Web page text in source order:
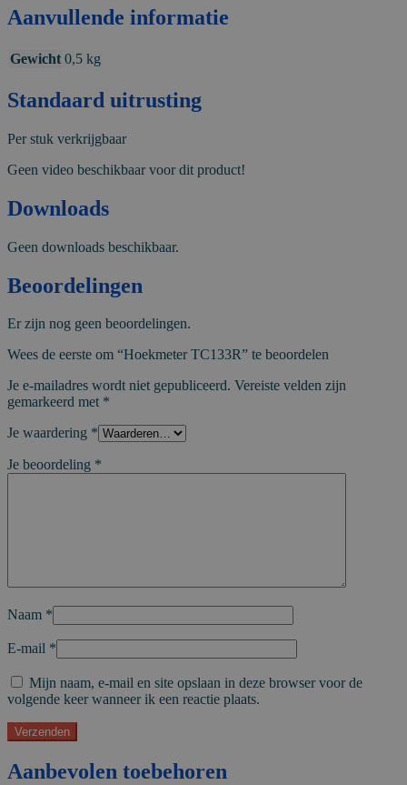
Aanvullende informatie
Gewicht 0,5 kg
Standaard uitrusting
Per stuk verkrijgbaar
Geen video beschikbaar voor dit product!
Downloads
Geen downloads beschikbaar.
Beoordelingen
Er zijn nog geen beoordelingen.
Wees de eerste om “Hoekmeter TC133R” te beoordelen
Je e-mailadres wordt niet gepubliceerd. Vereiste velden zijn
gemarkeerd met *
Je waardering *
Je beoordeling *
Naam *
E-mail *
Mijn naam, e-mail en site opslaan in deze browser voor de
volgende keer wanneer ik een reactie plaats.
Aanbevolen toebehoren